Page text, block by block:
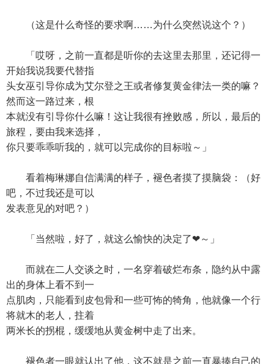
（这是什么奇怪的要求啊……为什么突然说这个？）
「哎呀，之前一直都是听你的去这里去那里，还记得一
开始我说我要代替指
头女巫引导你成为艾尔登之王或者修复黄金律法一类的嘛？
然而这一路过来，根
本就没有引导你什么嘛！这让我很有挫败感，所以，最后的
旅程，要由我来选择，
你只要乖乖听我的，就可以完成你的目标啦～」
看着梅琳娜自信满满的样子，褪色者摸了摸脑袋：（好
吧，不过我还是可以
发表意见的对吧？）
「当然啦，好了，就这么愉快的决定了❤～」
而就在二人交谈之时，一名穿着破烂布条，隐约从中露
出的身体上看不到一
点肌肉，只能看到皮包骨和一些可怖的犄角，他就像一个行
将就木的老人，拄着
两米长的拐棍，缓缓地从黄金树中走了出来。
褪色者一眼就认出了他，这不就是之前一直暴揍自己的